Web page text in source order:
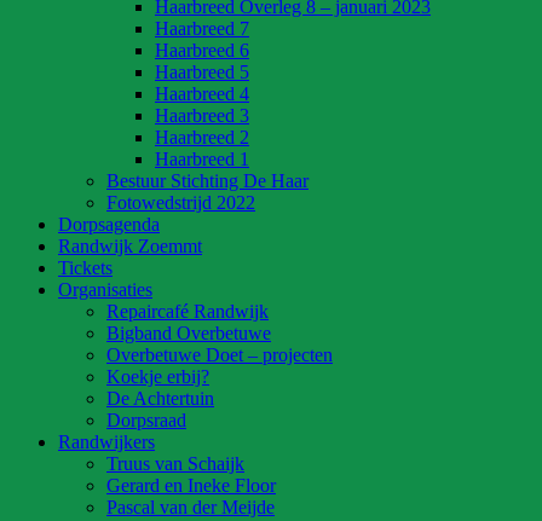
Haarbreed Overleg 8 – januari 2023
Haarbreed 7
Haarbreed 6
Haarbreed 5
Haarbreed 4
Haarbreed 3
Haarbreed 2
Haarbreed 1
Bestuur Stichting De Haar
Fotowedstrijd 2022
Dorpsagenda
Randwijk Zoemmt
Tickets
Organisaties
Repaircafé Randwijk
Bigband Overbetuwe
Overbetuwe Doet – projecten
Koekje erbij?
De Achtertuin
Dorpsraad
Randwijkers
Truus van Schaijk
Gerard en Ineke Floor
Pascal van der Meijde